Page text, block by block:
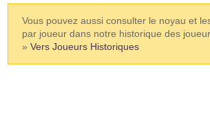
Vous pouvez aussi consulter le noyau et
par joueur dans notre historique des
»Vers Joueurs Historiques